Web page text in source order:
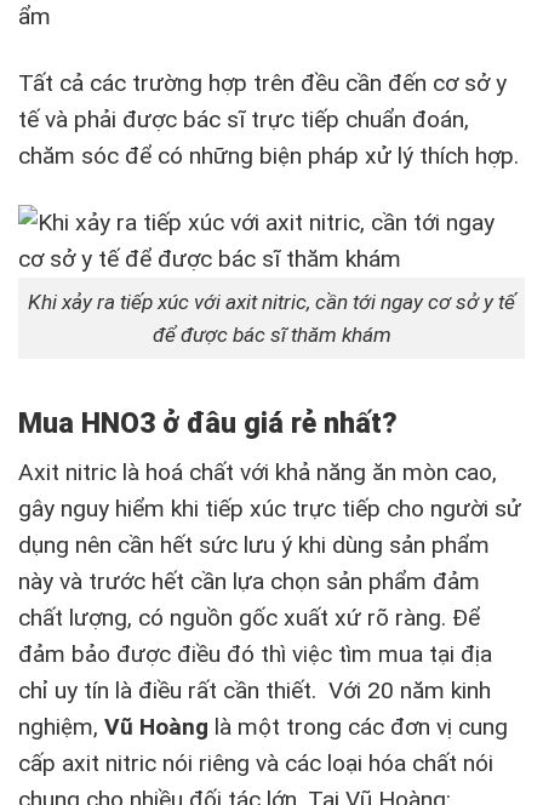
ẩm
Tất cả các trường hợp trên đều cần đến cơ sở y
tế và phải được bác sĩ trực tiếp chuẩn đoán,
chăm sóc để có những biện pháp xử lý thích hợp.
Khi xảy ra tiếp xúc với axit nitric, cần tới ngay cơ sở y tế
để được bác sĩ thăm khám
Mua HNO3 ở đâu giá rẻ nhất?
Axit nitric là hoá chất với khả năng ăn mòn cao,
gây nguy hiểm khi tiếp xúc trực tiếp cho người sử
dụng nên cần hết sức lưu ý khi dùng sản phẩm
này và trước hết cần lựa chọn sản phẩm đảm
chất lượng, có nguồn gốc xuất xứ rõ ràng. Để
đảm bảo được điều đó thì việc tìm mua tại địa
chỉ uy tín là điều rất cần thiết. Với 20 năm kinh
nghiệm, Vũ Hoàng là một trong các đơn vị cung
cấp axit nitric nói riêng và các loại hóa chất nói